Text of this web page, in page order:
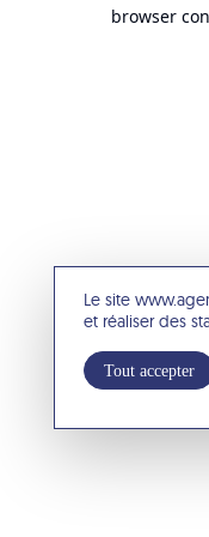
Le site
et réaliser des
Tout accepter
browser